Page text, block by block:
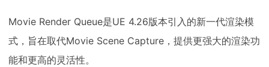
Movie Render Queue是UE 4.26版本引入的新一代渲染模
式，旨在取代Movie Scene Capture，提供更强大的渲染功
能和更高的灵活性。